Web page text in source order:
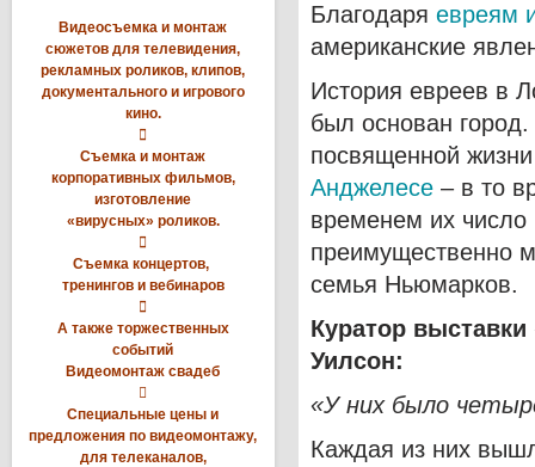
Видеосъемка и монтаж
сюжетов для телевидения,
рекламных роликов, клипов,
документального и игрового
кино.

Съемка и монтаж
корпоративных фильмов,
изготовление
«вирусных» роликов.

Съемка концертов,
тренингов и вебинаров

А также торжественных
событий
Видеомонтаж свадеб

Специальные цены и
предложения по видеомонтажу,
для телеканалов,
Благодаря евреям
американские
История евреев в
был основан
посвященной
Анджелесе – в то
временем их число
преимущественно
семья Ньюмарков.
Куратор
Уилсон:
«У них было
Каждая из них